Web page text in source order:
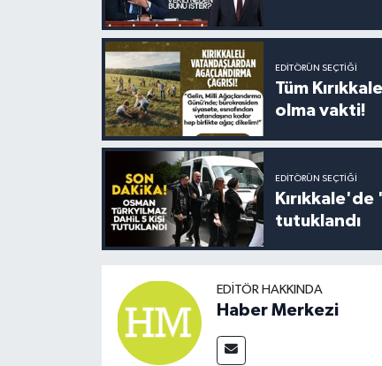
EDITÖRÜN SEÇTIĞI
Tüm
olma vakti!
EDITÖRÜN SEÇTIĞI
tutuklandı
EDITÖR HAKKINDA
Haber Merkezi